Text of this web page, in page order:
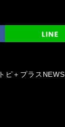
ピ＋プラスNEWS